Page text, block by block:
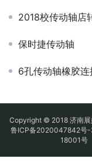
2018校传动轴店
保时捷传动轴
6孔传动轴橡胶连
Copyright © 2018 济南展
鲁ICP备2020047842号-
18001